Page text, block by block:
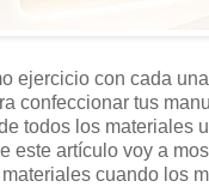
ejercicio con cada
confeccionar tus
todos los materiales
este artículo voy a
cuando los